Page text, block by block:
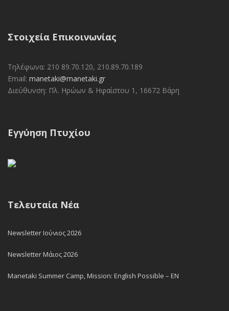
Στοιχεία Επικοινωνίας
Τηλέφωνα: 210 89.70.120, 210.89.70.189
Email: manetaki@manetaki.gr
Διεύθυνση: Πλ. Ηρώων & Ηφαίστου 1, 16672 Βάρη
Εγγύηση Πτυχίου
Τελευταία Νέα
Newsletter Ιούνιος 2026
Newsletter Μάιος 2026
Manetaki Summer Camp, Mission: English Possible – EN